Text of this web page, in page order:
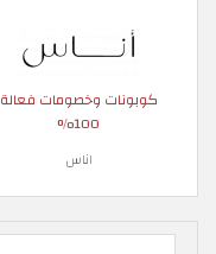
كوبونات وخصومات فعالة
100%
اناس